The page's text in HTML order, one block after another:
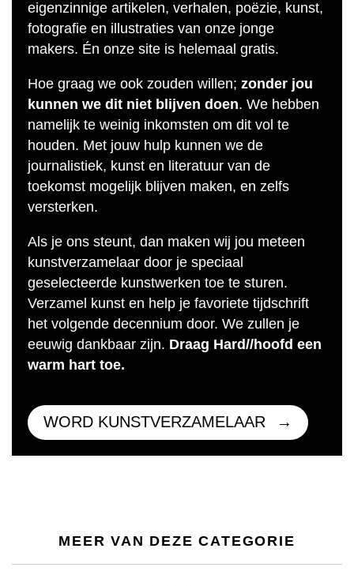
eigenzinnige artikelen, verhalen, poëzie, kunst,
fotografie en illustraties van onze jonge
makers. Én onze site is helemaal gratis.
Hoe graag we ook zouden willen; zonder jou
kunnen we dit niet blijven doen. We hebben
namelijk te weinig inkomsten om dit vol te
houden. Met jouw hulp kunnen we de
journalistiek, kunst en literatuur van de
toekomst mogelijk blijven maken, en zelfs
versterken.
Als je ons steunt, dan maken wij jou meteen
kunstverzamelaar door je speciaal
geselecteerde kunstwerken toe te sturen.
Verzamel kunst en help je favoriete tijdschrift
het volgende decennium door. We zullen je
eeuwig dankbaar zijn. Draag Hard//hoofd een
warm hart toe.
WORD KUNSTVERZAMELAAR
MEER VAN DEZE CATEGORIE